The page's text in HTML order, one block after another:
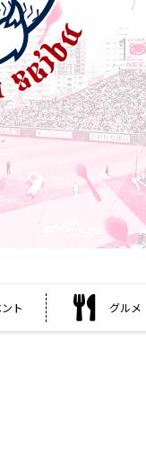
ト グルメ